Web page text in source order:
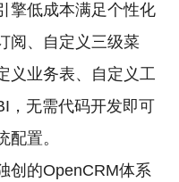
擎低成本满足个性化
阅、自定义三级菜
义业务表、自定义工
，无需代码开发即可
配置。
创的OpenCRM体系